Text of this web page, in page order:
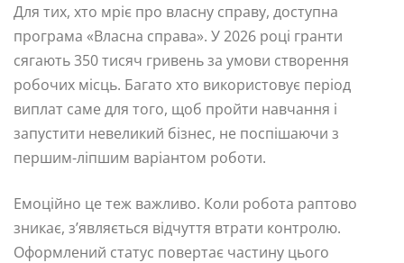
Для тих, хто мріє про власну справу, доступна
програма «Власна справа». У 2026 році гранти
сягають 350 тисяч гривень за умови створення
робочих місць. Багато хто використовує період
виплат саме для того, щоб пройти навчання і
запустити невеликий бізнес, не поспішаючи з
першим-ліпшим варіантом роботи.
Емоційно це теж важливо. Коли робота раптово
зникає, з’являється відчуття втрати контролю.
Оформлений статус повертає частину цього